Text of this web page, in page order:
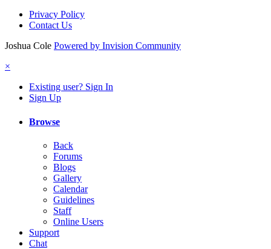
Privacy Policy
Contact Us
Joshua Cole Powered by Invision Community
×
Existing user? Sign In
Sign Up
Browse
Back
Forums
Blogs
Gallery
Calendar
Guidelines
Staff
Online Users
Support
Chat